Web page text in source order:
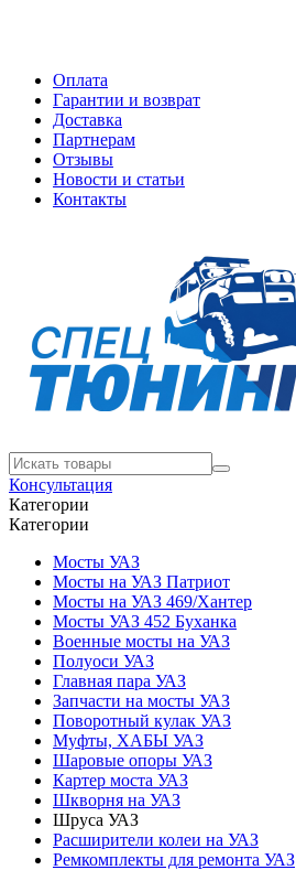
Оплата
Гарантии и возврат
Доставка
Партнерам
Отзывы
Новости и статьи
Контакты
Консультация
Категории
Категории
Мосты УАЗ
Мосты на УАЗ Патриот
Мосты на УАЗ 469/Хантер
Мосты УАЗ 452 Буханка
Военные мосты на УАЗ
Полуоси УАЗ
Главная пара УАЗ
Запчасти на мосты УАЗ
Поворотный кулак УАЗ
Муфты, ХАБЫ УАЗ
Шаровые опоры УАЗ
Картер моста УАЗ
Шкворня на УАЗ
Шруса УАЗ
Расширители колеи на УАЗ
Ремкомплекты для ремонта УАЗ